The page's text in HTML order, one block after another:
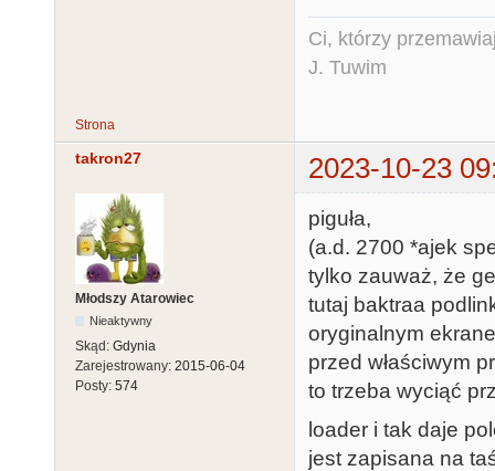
Ci, którzy
J. Tuwim
Strona
takron27 2023-10-23
Młodszy Atarowiec
Nieaktywny
Skąd: Gdynia
Zarejestrowany: 2015-06-04
Posty: 574
piguła,
(a.d. 2700 *ajek
tylko zauważ, że
tutaj baktraa
oryginalnym
przed właściwym
to trzeba wyciąć
loader i tak daje
jest zapisana na